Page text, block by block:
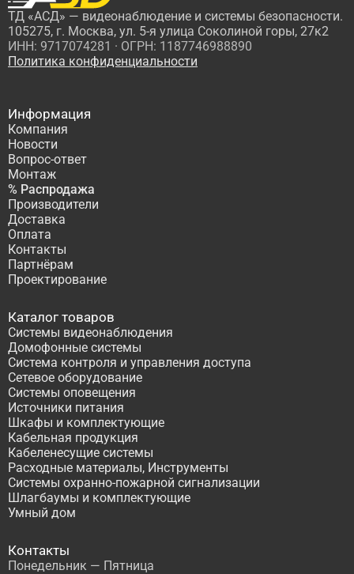
ТД «АСД» — видеонаблюдение и системы безопасности.
105275, г. Москва, ул. 5-я улица Соколиной горы, 27к2
ИНН: 9717074281 · ОГРН: 1187746988890
Политика конфиденциальности
Информация
Компания
Новости
Вопрос-ответ
Монтаж
% Распродажа
Производители
Доставка
Оплата
Контакты
Партнёрам
Проектирование
Каталог товаров
Системы видеонаблюдения
Домофонные системы
Система контроля и управления доступа
Сетевое оборудование
Системы оповещения
Источники питания
Шкафы и комплектующие
Кабельная продукция
Кабеленесущие системы
Расходные материалы, Инструменты
Системы охранно-пожарной сигнализации
Шлагбаумы и комплектующие
Умный дом
Контакты
Понедельник — Пятница